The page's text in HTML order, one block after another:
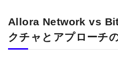
Allora Network vs
クチャとアプローチ